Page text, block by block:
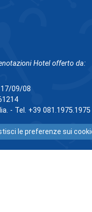
Hotel offerto da:
09/08
- Tel. +39 081.1975.1975
le preferenze sui